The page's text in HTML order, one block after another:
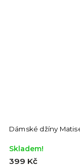
Dámské džíny
Skladem!
399 Kč